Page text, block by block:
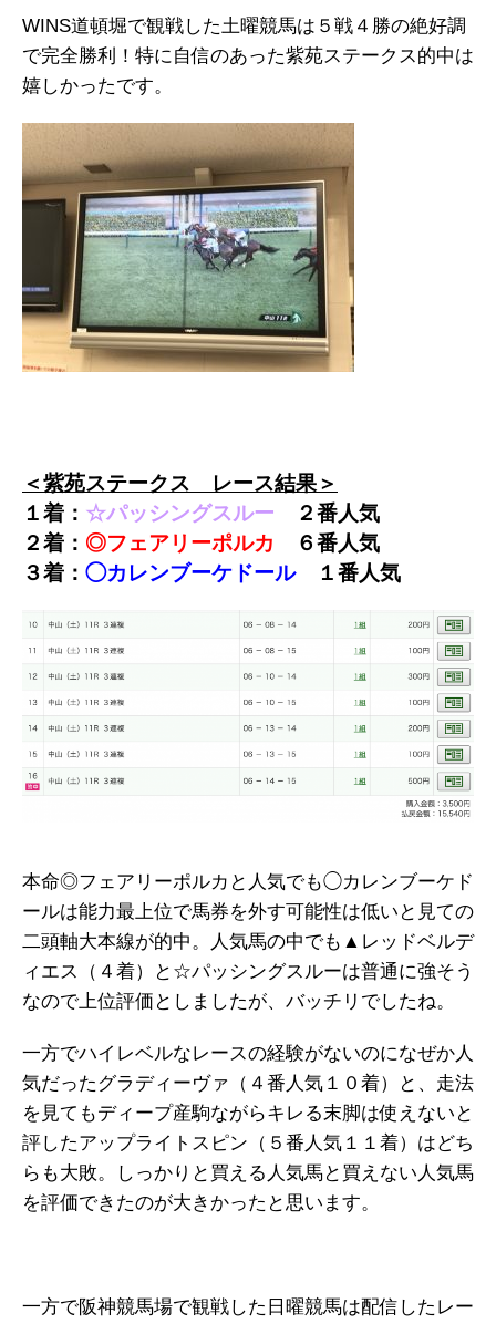
WINS道頓堀で観戦した土曜競馬は５戦４勝の絶好調
で完全勝利！特に自信のあった紫苑ステークス的中は
嬉しかったです。
＜紫苑ステークス レース結果＞
１着： ☆パッシングスルー ２番人気
２着： ◎フェアリーポルカ ６番人気
３着： ◯カレンブーケドール１番人気
本命◎フェアリーポルカと人気でも◯カレンブーケド
ールは能力最上位で馬券を外す可能性は低いと見ての
二頭軸大本線が的中。人気馬の中でも▲レッドベルデ
ィエス（４着）と☆パッシングスルーは普通に強そう
なので上位評価としましたが、バッチリでしたね。
一方でハイレベルなレースの経験がないのになぜか人
気だったグラディーヴァ（４番人気１０着）と、走法
を見てもディープ産駒ながらキレる末脚は使えないと
評したアップライトスピン（５番人気１１着）はどち
らも大敗。しっかりと買える人気馬と買えない人気馬
を評価できたのが大きかったと思います。
一方で阪神競馬場で観戦した日曜競馬は配信したレー